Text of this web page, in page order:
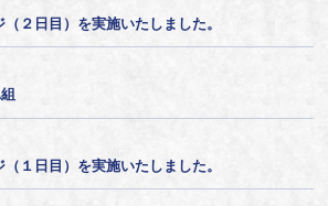
２日目）を実施いたしました。
１日目）を実施いたしました。